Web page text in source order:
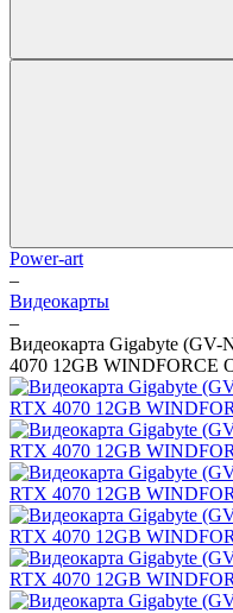
Power-art
–
Видеокарты
–
Видеокарта Gigabyte (GV-
4070 12GB WINDFORCE